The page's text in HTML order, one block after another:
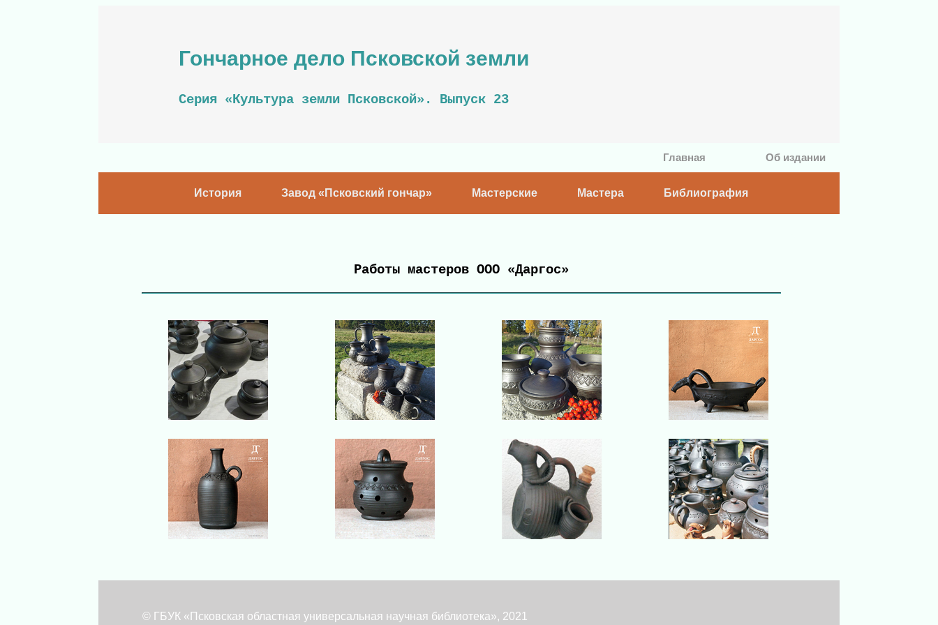
Гончарное дело Псковской земли
Серия «Культура земли Псковской». Выпуск 23
Главная Об издании
История Завод «Псковский гончар» Мастерские Мастера Библиография
Работы мастеров ООО «Даргос»
© ГБУК «Псковская областная универсальная научная библиотека», 2021